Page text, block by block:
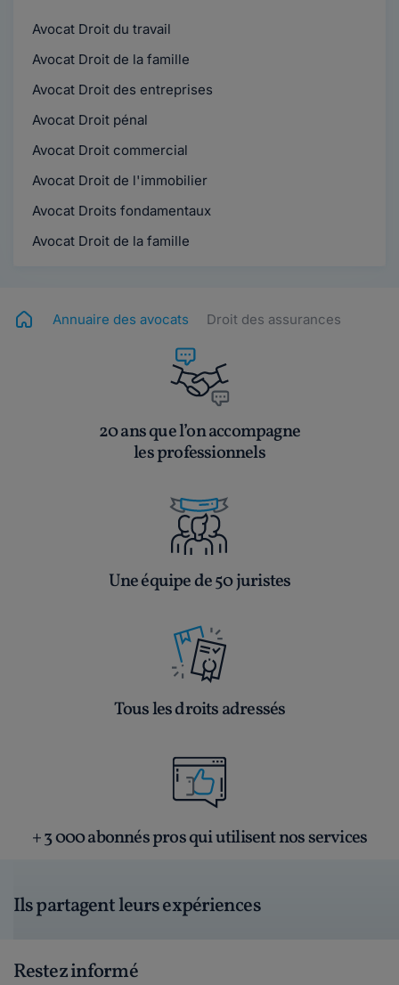
Avocat Droit du travail
Avocat Droit de la famille
Avocat Droit des entreprises
Avocat Droit pénal
Avocat Droit commercial
Avocat Droit de l'immobilier
Avocat Droits fondamentaux
Avocat Droit de la famille
Annuaire des avocats Droit des assurances
20 ans que l’on accompagne
les professionnels
Une équipe de 50 juristes
Tous les droits adressés
+ 3 000 abonnés pros qui utilisent nos services
Ils partagent leurs expériences
Restez informé